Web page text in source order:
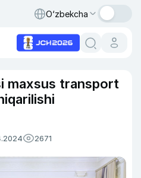
O‘zbekcha
maxsus transport
2671